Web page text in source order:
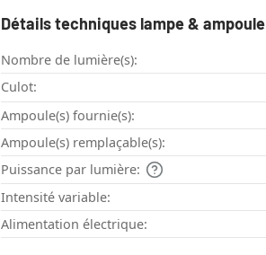
Détails techniques lampe & ampoule
Nombre de lumière(s):
Culot:
Ampoule(s) fournie(s):
Ampoule(s) remplaçable(s):
Puissance par lumière:
Intensité variable:
Alimentation électrique: